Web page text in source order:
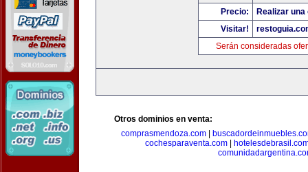
Precio:
Realizar
Visitar!
Serán consideradas
Otros dominios en venta:
comprasmendoza.com
cochesparaventa.com|